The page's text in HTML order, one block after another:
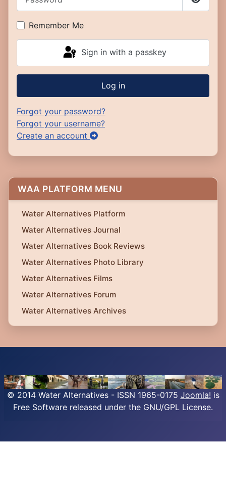
Show
Remember Me
Sign in with a passkey
Log in
Forgot your password?
Forgot your username?
Create an account
WAA PLATFORM MENU
Water Alternatives Platform
Water Alternatives Journal
Water Alternatives Book Reviews
Water Alternatives Photo Library
Water Alternatives Films
Water Alternatives Forum
Water Alternatives Archives
© 2014 Water Alternatives - ISSN 1965-0175 Joomla! is
Free Software released under the GNU/GPL License.